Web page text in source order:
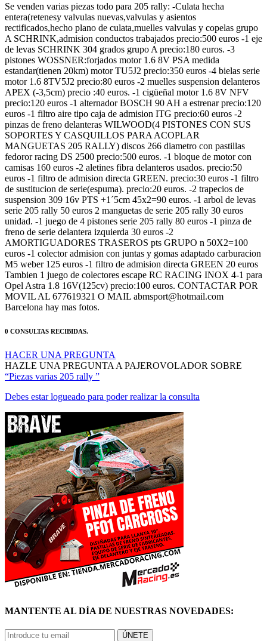
Se venden varias piezas todo para 205 rally: -Culata hecha
entera(retenesy valvulas nuevas,valvulas y asientos
rectificados,hecho plano de culata,muelles valvulas y copelas grupo
A SCHRINK,admision conductos trabajados precio:500 euros -1 eje
de levas SCHRINK 304 grados grupo A precio:180 euros. -3
pistones WOSSNER:forjados motor 1.6 8V PSA medida
estandar(tienen 20km) motor TU5J2 precio:350 euros -4 bielas serie
motor 1.6 8TV5J2 precio:80 euros -2 muelles suspension delanteros
APEX (-3,5cm) precio :40 euros. -1 cigüeñal motor 1.6 8V NFV
precio:120 euros -1 alternador BOSCH 90 AH a estrenar precio:120
euros -1 filtro aire tipo caja de admision ITG precio:60 euros -2
pinzas de freno delanteras WILWOOD(4 PISTONES CON SUS
SOPORTES Y CASQUILLOS PARA ACOPLAR
MANGUETAS 205 RALLY) discos 266 diametro con pastillas
fedoror racing DS 2500 precio:500 euros. -1 bloque de motor con
camisas 160 euros -2 aletines fibra delanteros usados. precio:50
euros -1 filtro de admision directa GREEN. precio:30 euros -1 filtro
de sustitucion de serie(espuma). precio:20 euros. -2 trapecios de
suspension 309 16v PTS +1´5cm 45x2=90 euros. -1 arbol de levas
serie 205 rally 50 euros 2 manguetas de serie 205 rally 30 euros
unidad. -1 juego de 4 pistones serie 205 rally 80 euros -1 pinza de
freno de serie delantera izquierda 30 euros -2
AMORTIGUADORES TRASEROS pts GRUPO n 50X2=100
euros -1 colector admision con juntas y gomas adaptado carburacion
M5 weber 125 euros -1 filtro de admision directa GREEN 20 euros
Tambien 1 juego de colectores escape RC RACING INOX 4-1 para
Opel Astra 1.8 16V(125cv) precio:100 euros. CONTACTAR POR
MOVIL AL 677619321 O MAIL abmsport@hotmail.com
Barcelona hay mas fotos.
0 CONSULTAS RECIBIDAS.
HACER UNA PREGUNTA
HAZLE UNA PREGUNTA A PAJEROVOLADOR SOBRE
“Piezas varias 205 rally ”
Debes estar logueado para poder realizar la consulta
MANTENTE AL DÍA DE NUESTRAS NOVEDADES:
ÚNETE